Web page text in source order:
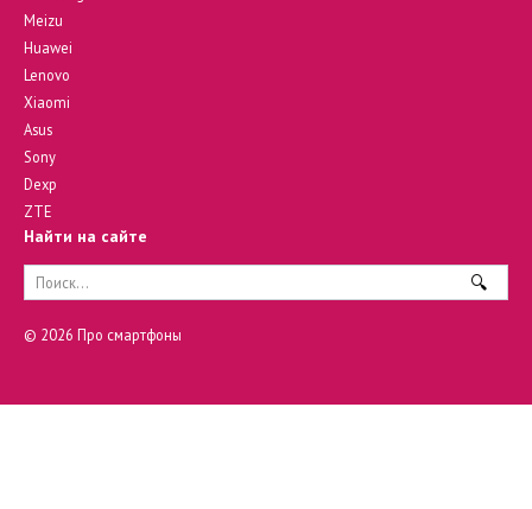
Meizu
Huawei
Lenovo
Xiaomi
Asus
Sony
Dexp
ZTE
Найти на сайте
Search
for:
© 2026 Про смартфоны